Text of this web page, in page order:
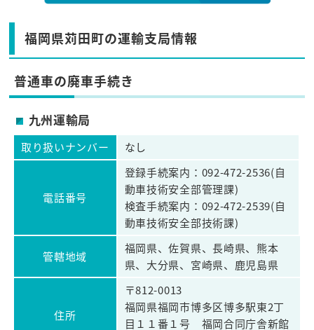
福岡県苅田町の運輸支局情報
普通車の廃車手続き
九州運輸局
取り扱いナンバー なし
電話番号
登録手続案内：092-472-2536(自
動車技術安全部管理課)
検査手続案内：092-472-2539(自
動車技術安全部技術課)
管轄地域
福岡県、佐賀県、長崎県、熊本
県、大分県、宮崎県、鹿児島県
住所
〒812-0013
福岡県福岡市博多区博多駅東2丁
目１１番１号 福岡合同庁舎新館